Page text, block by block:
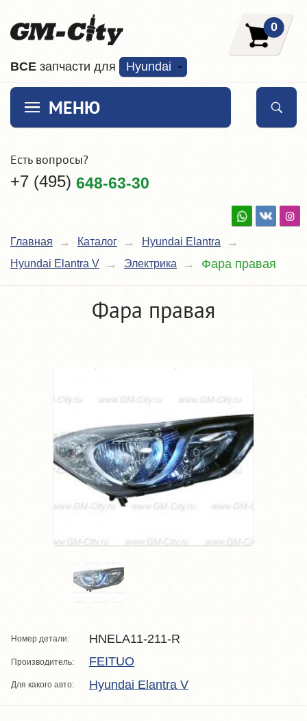
ВCE запчасти для Hyundai
0
МЕНЮ
Есть вопросы?
+7 (495) 648-63-30
Главная Каталог
Hyundai Elantra
Hyundai Elantra V
Электрика Фара правая
Фара правая
Номер детали: HNELA11-211-R
Производитель: FEITUO
Для какого авто: Hyundai Elantra V